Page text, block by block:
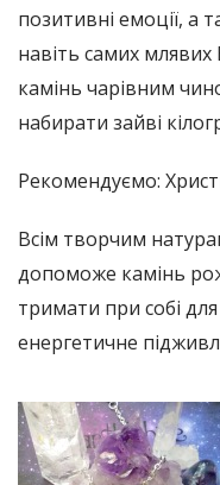
позитивні емоції, а
навіть самих
камінь чарівним
набирати зайві
Рекомендуємо:
Всім творчим
допоможе камінь
тримати при собі
енергетичне